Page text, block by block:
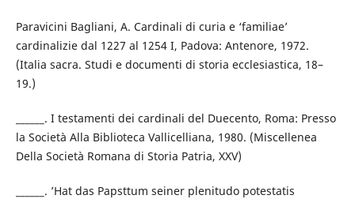
Paravicini Bagliani, A. Cardinali di curia e ‘familiae’
cardinalizie dal 1227 al 1254 I, Padova: Antenore, 1972.
(Italia sacra. Studi e documenti di storia ecclesiastica, 18–
19.)
______. I testamenti dei cardinali del Duecento, Roma: Presso
la Società Alla Biblioteca Vallicelliana, 1980. (Miscellenea
Della Società Romana di Storia Patria, XXV)
______. ’Hat das Papsttum seiner plenitudo potestatis